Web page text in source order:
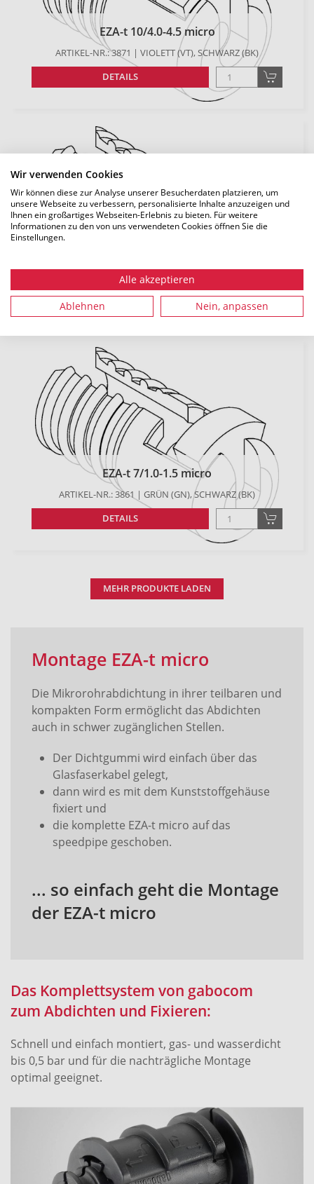
Wir verwenden Cookies
Wir können diese zur Analyse unserer Besucherdaten platzieren, um
unsere Webseite zu verbessern, personalisierte Inhalte anzuzeigen und
Ihnen ein großartiges Webseiten-Erlebnis zu bieten. Für weitere
Informationen zu den von uns verwendeten Cookies öffnen Sie die
Einstellungen.
Alle akzeptieren
Ablehnen Nein, anpassen
EZA-t 10/4.0-4.5 micro
ARTIKEL-NR.: 3871 | VIOLETT (VT), SCHWARZ (BK)
DETAILS
ARTIKEL-NR.: 3860 | ROT (RD), SCHWARZ (BK)
DETAILS
EZA-t 7/1.0-1.5 micro
ARTIKEL-NR.: 3861 | GRÜN (GN), SCHWARZ (BK)
DETAILS
MEHR PRODUKTE LADEN
Montage EZA-t micro
Die Mikrorohrabdichtung in ihrer teilbaren und
kompakten Form ermöglicht das Abdichten
auch in schwer zugänglichen Stellen.
Der Dichtgummi wird einfach über das
Glasfaserkabel gelegt,
dann wird es mit dem Kunststoffgehäuse
fixiert und
die komplette EZA-t micro auf das
speedpipe geschoben.
... so einfach geht die Montage
der EZA-t micro
Das Komplettsystem von gabocom
zum Abdichten und Fixieren:
Schnell und einfach montiert, gas- und wasserdicht
bis 0,5 bar und für die nachträgliche Montage
optimal geeignet.